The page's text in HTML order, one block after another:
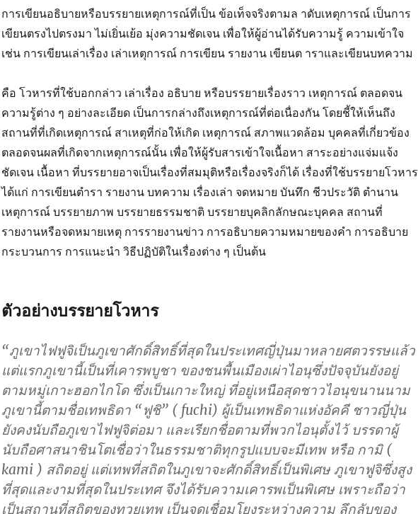
การเขียนอธิบายหรือบรรยายเหตุการณ์ที่เป็น ข้อเท็จจริงตามล าดับเหตุการณ์ เป็นการ
เขียนตรงไปตรงมา ไม่เยิ่นเย้อ มุ่งความชัดเจน เพื่อให้ผู้อ่านได้รับความรู้ ความเข้าใจ
เช่น การเขียนเล่าเรื่อง เล่าเหตุการณ์ การเขียน รายงาน เขียนต าราและเขียนบทความ
คือ โวหารที่ใช้บอกกล่าว เล่าเรื่อง อธิบาย หรือบรรยายเรื่องราว เหตุการณ์ ตลอดจน
ความรู้ต่าง ๆ อย่างละเอียด เป็นการกล่างถึงเหตุการณ์ที่ต่อเนื่องกัน โดยชี้ให้เห็นถึง
สถานที่ที่เกิดเหตุการณ์ สาเหตุที่ก่อให้เกิด เหตุการณ์ สภาพแวดล้อม บุคคลที่เกี่ยวข้อง
ตลอดจนผลที่เกิดจากเหตุการณ์นั้น เพื่อให้ผู้รับสารเข้าใจเนื้อหา สาระอย่างแจ่มแจ้ง
ชัดเจน เนื้อหา ที่บรรยายอาจเป็นเรื่องที่สมมุติหรือเรื่องจริงก็ได้ เรื่องที่ใช้บรรยายโวหาร
ได้แก่ การเขียนตำรา รายงาน บทความ เรื่องเล่า จดหมาย บันทึก ชีวประวัติ ตำนาน
เหตุการณ์ บรรยายภาพ บรรยายธรรมชาติ บรรยายบุคลิกลักษณะบุคคล สถานที่
รายงานหรือจดหมายเหตุ การรายงานข่าว การอธิบายความหมายของคำ การอธิบาย
กระบวนการ การแนะนำ วิธีปฏิบัติในเรื่องต่าง ๆ เป็นต้น
ตัวอย่างบรรยายโวหาร
“ภูเขาไฟฟูจิเป็นภูเขาศักดิ์สิทธิ์ที่สุดในประเทศญี่ปุ่นมาหลายศตวรรษแล้ว
แต่แรกภูเขานี้เป็นที่เคารพบูชา ของชนพื้นเมืองเผ่าไอนุซึ่งปัจจุบันยังอยู่
ตามหมู่เกาะฮอกไกโด ซึ่งเป็นเกาะใหญ่ ที่อยู่เหนือสุดชาวไอนุขนานนาม
ภูเขานี้ตามชื่อเทพธิดา “ฟูชิ” ( fuchi) ผู้เป็นเทพธิดาแห่งอัคคี ชาวญี่ปุ่น
ยังคงนับถือภูเขาไฟฟูจิต่อมา และเรียกชื่อตามที่พวกไอนุตั้งไว้ บรรดาผู้
นับถือศาสนาชินโตเชื่อว่าในธรรมชาติทุกรูปแบบจะมีเทพ หรือ กามิ (
kami ) สถิตอยู่ แต่เทพที่สถิตในภูเขาจะศักดิ์สิทธิ์เป็นพิเศษ ภูเขาฟูจิซึ่งสูง
ที่สุดและงามที่สุดในประเทศ จึงได้รับความเคารพเป็นพิเศษ เพราะถือว่า
เป็นสถานที่สถิตของทวยเทพ เป็นจุดเชื่อมโยงระหว่างความ ลึกลับของ